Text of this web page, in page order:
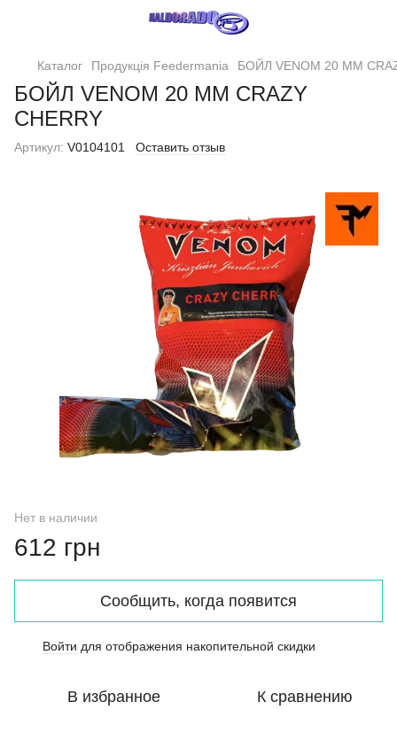
Каталог Продукція Feedermania БОЙЛ VENOM 20 ММ
БОЙЛ VENOM 20 ММ CRAZY
CHERRY
Артикул: V0104101 Оставить отзыв
Нет в наличии
612 грн
Сообщить, когда появится
Войти для отображения накопительной скидки
В избранное К сравнению